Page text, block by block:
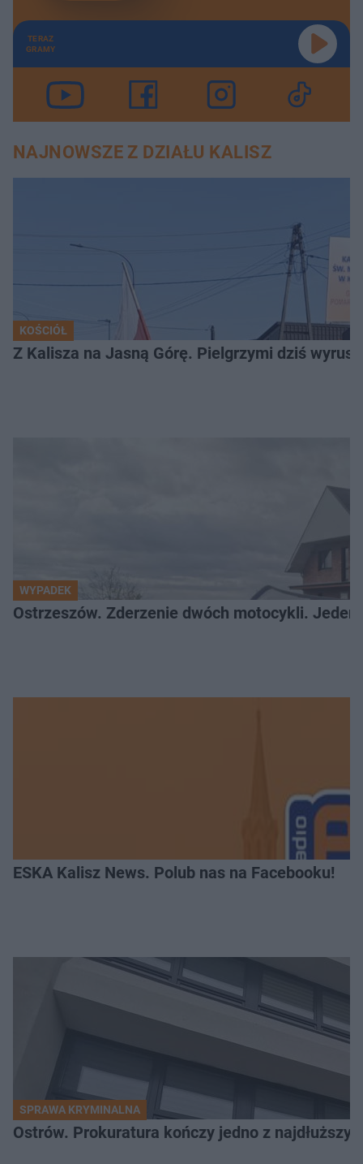
TERAZ
GRAMY
NAJNOWSZE Z DZIAŁU KALISZ
KOŚCIÓŁ
Z Kalisza na Jasną Górę. Pielgrzymi dziś
WYPADEK
Ostrzeszów. Zderzenie dwóch motocykli.
ESKA Kalisz News. Polub nas na Facebooku!
SPRAWA KRYMINALNA
Ostrów. Prokuratura kończy jedno z